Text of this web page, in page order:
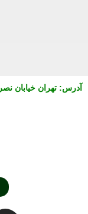
آدرس: تهران خیابان نصرت